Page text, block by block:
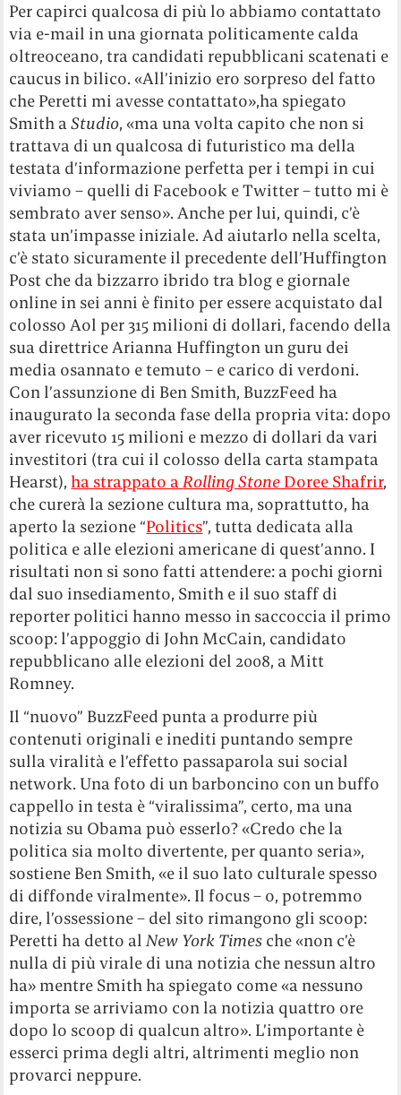
Per capirci qualcosa di più lo abbiamo contattato
via e-mail in una giornata politicamente calda
oltreoceano, tra candidati repubblicani scatenati e
caucus in bilico. «All’inizio ero sorpreso del fatto
che Peretti mi avesse contattato»,ha spiegato
Smith a Studio, «ma una volta capito che non si
trattava di un qualcosa di futuristico ma della
testata d’informazione perfetta per i tempi in cui
viviamo – quelli di Facebook e Twitter – tutto mi è
sembrato aver senso». Anche per lui, quindi, c’è
stata un’impasse iniziale. Ad aiutarlo nella scelta,
c’è stato sicuramente il precedente dell’Huffington
Post che da bizzarro ibrido tra blog e giornale
online in sei anni è finito per essere acquistato dal
colosso Aol per 315 milioni di dollari, facendo della
sua direttrice Arianna Huffington un guru dei
media osannato e temuto – e carico di verdoni.
Con l’assunzione di Ben Smith, BuzzFeed ha
inaugurato la seconda fase della propria vita: dopo
aver ricevuto 15 milioni e mezzo di dollari da vari
investitori (tra cui il colosso della carta stampata
Hearst), ha strappato aRolling Stone Doree Shafrir,
che curerà la sezione cultura ma, soprattutto, ha
aperto la sezione “Politics”, tutta dedicata alla
politica e alle elezioni americane di quest’anno. I
risultati non si sono fatti attendere: a pochi giorni
dal suo insediamento, Smith e il suo staff di
reporter politici hanno messo in saccoccia il primo
scoop: l’appoggio di John McCain, candidato
repubblicano alle elezioni del 2008, a Mitt
Romney.
Il “nuovo” BuzzFeed punta a produrre più
contenuti originali e inediti puntando sempre
sulla viralità e l’effetto passaparola sui social
network. Una foto di un barboncino con un buffo
cappello in testa è “viralissima”, certo, ma una
notizia su Obama può esserlo? «Credo che la
politica sia molto divertente, per quanto seria»,
sostiene Ben Smith, «e il suo lato culturale spesso
di diffonde viralmente». Il focus – o, potremmo
dire, l’ossessione – del sito rimangono gli scoop:
Peretti ha detto alNew York Times che «non c’è
nulla di più virale di una notizia che nessun altro
ha» mentre Smith ha spiegato come «a nessuno
importa se arriviamo con la notizia quattro ore
dopo lo scoop di qualcun altro». L’importante è
esserci prima degli altri, altrimenti meglio non
provarci neppure.